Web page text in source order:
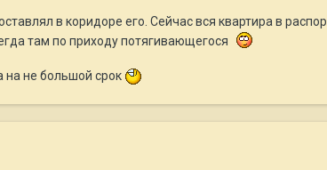
в коридоре его. Сейчас вся квартира в
там по приходу потягивающегося
на не большой срок